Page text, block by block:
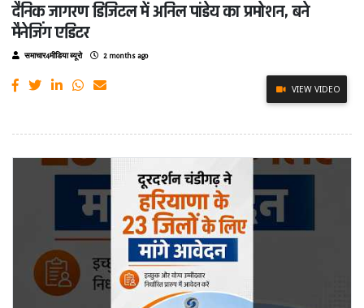
दैनिक जागरण डिजिटल में अनिल पांडेय का प्रमोशन, बने
मैनेजिंग एडिटर
समाचार4मीडिया ब्यूरो 2 months ago
VIEW VIDEO